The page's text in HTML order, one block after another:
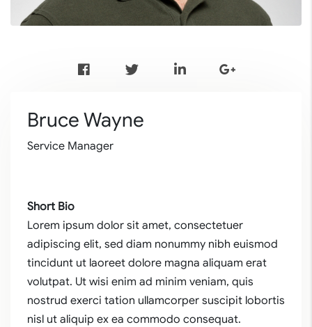
Bruce Wayne
Service Manager
Short Bio
Lorem ipsum dolor sit amet, consectetuer
adipiscing elit, sed diam nonummy nibh euismod
tincidunt ut laoreet dolore magna aliquam erat
volutpat. Ut wisi enim ad minim veniam, quis
nostrud exerci tation ullamcorper suscipit lobortis
nisl ut aliquip ex ea commodo consequat.